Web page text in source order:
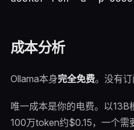
成本分析
Ollama本身完全免费。没有订
唯一成本是你的电费。以
100万token约$0.15，一个需